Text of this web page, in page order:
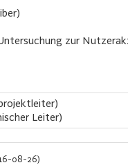
zur
Leiter)
08-26)